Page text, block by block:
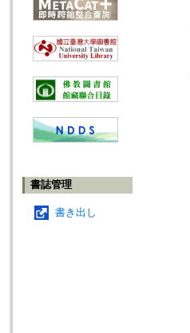
書誌管理
書き出し